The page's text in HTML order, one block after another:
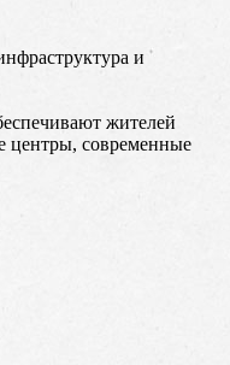
и
жителей
центры, современные